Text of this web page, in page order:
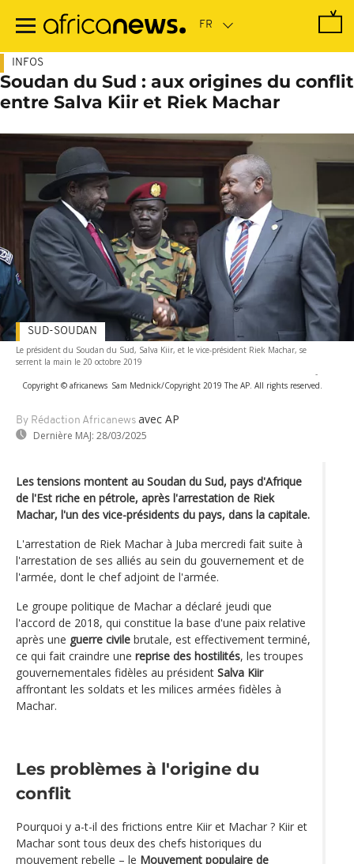
contenu
INFOS
Soudan du Sud : aux origines du conflit
entre Salva Kiir et Riek Machar
Le président du Soudan du Sud, Salva Kiir, et le vice-président Riek Machar, se
serrent la main le 20 octobre 2019
-
Copyright © africanews Sam Mednick/Copyright 2019 The AP. All rights reserved.
By Rédaction Africanews avec AP
Dernière MAJ: 28/03/2025
SUD-SOUDAN
Les tensions montent au Soudan du Sud, pays d'Afrique
de l'Est riche en pétrole, après l'arrestation de Riek
Machar, l'un des vice-présidents du pays, dans la capitale.
L'arrestation de Riek Machar à Juba mercredi fait suite à
l'arrestation de ses alliés au sein du gouvernement et de
l'armée, dont le chef adjoint de l'armée.
Le groupe politique de Machar a déclaré jeudi que
l'accord de 2018, qui constitue la base d'une paix relative
après une guerre civile brutale, est effectivement terminé,
ce qui fait craindre une reprise des hostilités, les troupes
gouvernementales fidèles au président Salva Kiir
affrontant les soldats et les milices armées fidèles à
Machar.
Les problèmes à l'origine du
conflit
Pourquoi y a-t-il des frictions entre Kiir et Machar ? Kiir et
Machar sont tous deux des chefs historiques du
mouvement rebelle – le Mouvement populaire de